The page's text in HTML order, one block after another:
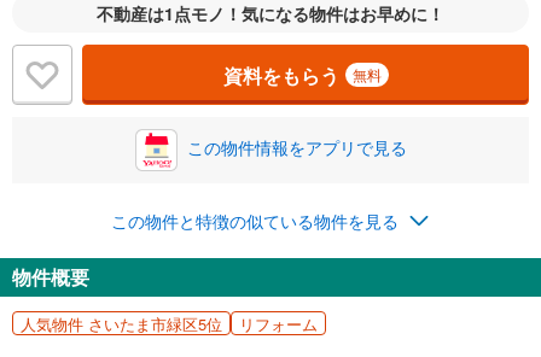
金利 ％
0.01%
一般的には最長35年まで借り入れ可能です。多くの金融機関
が完済時の年齢は80歳までを条件としています。
閉じる
頭金
不動産は1点モノ！気になる物件はお早めに！
資料をもらう 無料
この物件情報をアプリで見る
この物件と特徴の似ている物件を見る
物件概要
人気物件 さいたま市緑区5位 リフォーム